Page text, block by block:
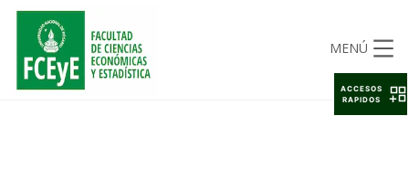
MENÚ
ACCESOS
RAPIDOS